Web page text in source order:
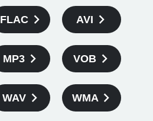
FLAC AVI
MP3 VOB
WAV WMA